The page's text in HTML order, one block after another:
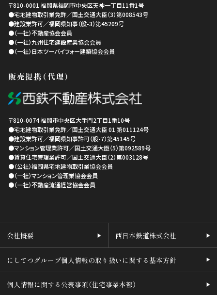
〒810-0001 福岡県福岡市中央区天神一丁目11番1号
●宅地建物取引業免許／国土交通大臣（3）第008543号
●建設業許可／福岡県知事（般-3）第45209号
●（一社）不動産協会会員
●（一社）九州住宅建設産業協会会員
●（一社）日本ツーバイフォー建築協会会員
販売提携（代理）
〒810-0074福岡市中央区大手門2丁目1番10号
●宅地建物取引業免許／国土交通大臣 01 第011124号
●建設業許可／福岡県知事許可（般-7）第45145号
●マンション管理業許可／国土交通大臣（5）第092589号
●賃貸住宅管理業許可／国土交通大臣（2）第003128号
●（公社）福岡県宅地建物取引業協会会員
●（一社）マンション管理業協会会員
●（一社）不動産流通経営協会会員
会社概要 西日本鉄道株式会社
にしてつグループ個人情報の取り扱いに関する基本方針
個人情報に関する公表事項（住宅事業本部）